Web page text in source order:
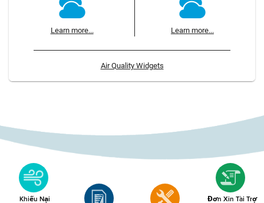
Learn more... Learn more...
Air Quality Widgets
Khiếu Nại Đơn Xin Tài Trợ